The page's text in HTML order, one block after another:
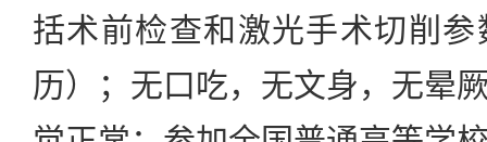
括术前检查和激光手术切削
历）；无口吃，无文身，无晕